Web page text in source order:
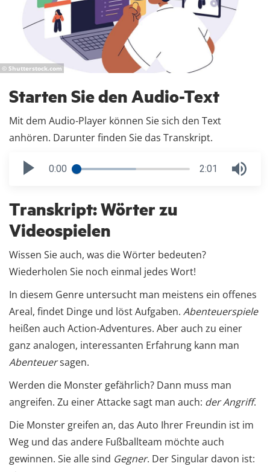
© Shutterstock.com
Starten Sie den Audio-Text
Mit dem Audio-Player können Sie sich den Text
anhören. Darunter finden Sie das Transkript.
0:00 2:01
Transkript: Wörter zu
Videospielen
Wissen Sie auch, was die Wörter bedeuten?
Wiederholen Sie noch einmal jedes Wort!
In diesem Genre untersucht man meistens ein offenes
Areal, findet Dinge und löst Aufgaben. Abenteuerspiele
heißen auch Action-Adventures. Aber auch zu einer
ganz analogen, interessanten Erfahrung kann man
Abenteuersagen.
Werden die Monster gefährlich? Dann muss man
angreifen. Zu einer Attacke sagt man auch: der Angriff.
Die Monster greifen an, das Auto Ihrer Freundin ist im
Weg und das andere Fußballteam möchte auch
gewinnen. Sie alle sind Gegner. Der Singular davon ist: